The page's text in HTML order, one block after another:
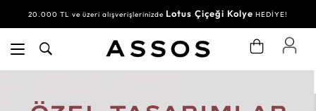
20.000 TL ve üzeri alışverişlerinizde Lotus Çiçeği Kolye HEDİYE!